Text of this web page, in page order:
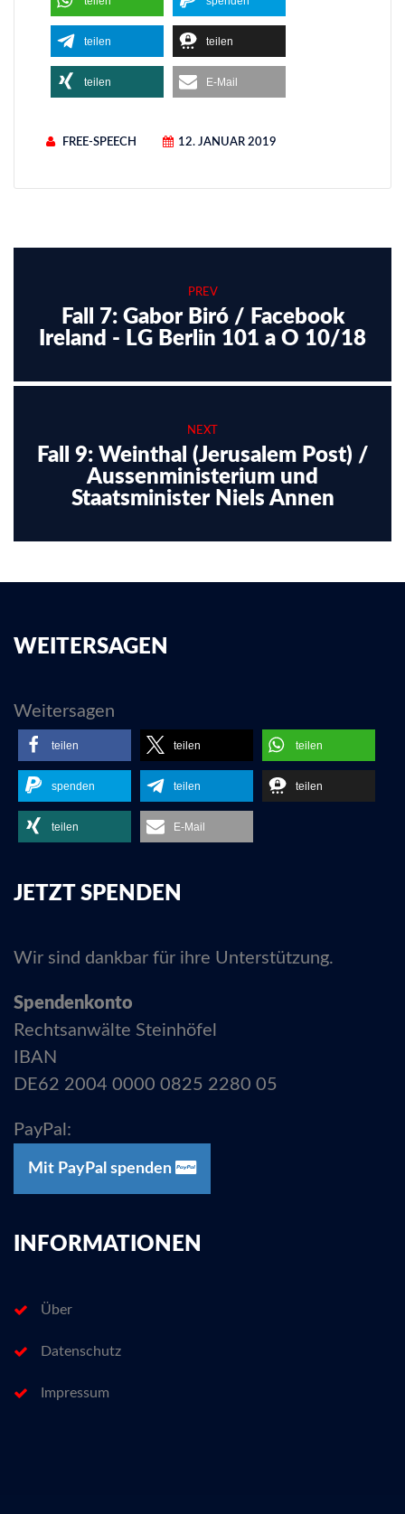
teilen teilen
teilen E-Mail
FREE-SPEECH 12. JANUAR 2019
PREV
Fall 7: Gabor Biró / Facebook
Ireland - LG Berlin 101 a O 10/18
NEXT
Fall 9: Weinthal (Jerusalem Post) /
Aussenministerium und
Staatsminister Niels Annen
WEITERSAGEN
Weitersagen
teilen teilen teilen
spenden teilen teilen
teilen E-Mail
JETZT SPENDEN
Wir sind dankbar für ihre Unterstützung.
Spendenkonto
Rechtsanwälte Steinhöfel
IBAN
DE62 2004 0000 0825 2280 05
PayPal:
Mit PayPal spenden
INFORMATIONEN
Über
Datenschutz
Impressum